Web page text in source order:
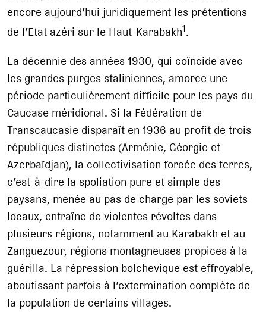
encore aujourd’hui juridiquement les prétentions
de l’Etat azéri sur le Haut-Karabakh1.
La décennie des années 1930, qui coïncide avec
les grandes purges staliniennes, amorce une
période particulièrement difficile pour les pays du
Caucase méridional. Si la Fédération de
Transcaucasie disparaît en 1936 au profit de trois
républiques distinctes (Arménie, Géorgie et
Azerbaïdjan), la collectivisation forcée des terres,
c’est-à-dire la spoliation pure et simple des
paysans, menée au pas de charge par les soviets
locaux, entraîne de violentes révoltes dans
plusieurs régions, notamment au Karabakh et au
Zanguezour, régions montagneuses propices à la
guérilla. La répression bolchevique est effroyable,
aboutissant parfois à l’extermination complète de
la population de certains villages.